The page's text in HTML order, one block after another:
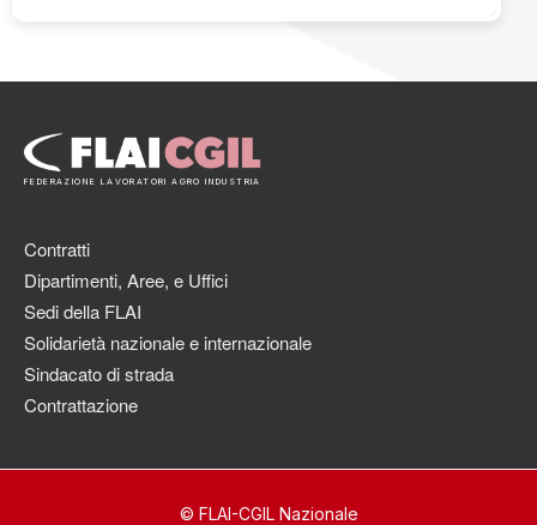
FEDERAZIONE LAVORATORI AGRO INDUSTRIA
Contratti
Dipartimenti, Aree, e Uffici
Sedi della FLAI
Solidarietà nazionale e internazionale
Sindacato di strada
Contrattazione
© FLAI-CGIL Nazionale